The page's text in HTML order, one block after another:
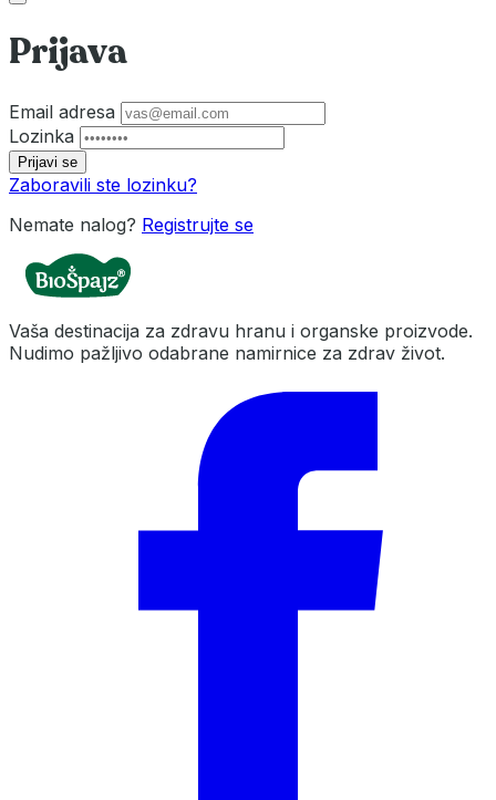
Prijava
Email adresa
Lozinka
Prijavi se
Zaboravili ste lozinku?
Nemate nalog? Registrujte se
Vaša destinacija za zdravu hranu i organske proizvode.
Nudimo pažljivo odabrane namirnice za zdrav život.